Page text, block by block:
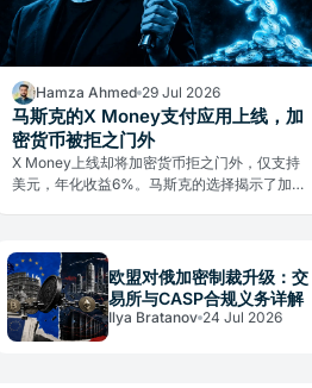
Hamza Ahmed 29 Jul 2026
马斯克的X Money支付应用上线，加
密货币被拒之门外
X Money上线却将加密货币拒之门外，仅支持
美元，年化收益6%。马斯克的选择揭示了加密
欧盟对俄加密制裁升级：交
易所与CASP合规义务详解
Ilya Bratanov 24 Jul 2026